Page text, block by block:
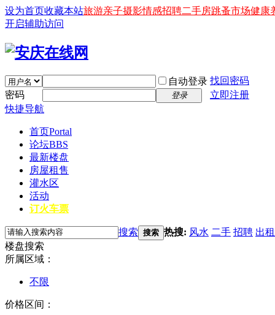
设为首页收藏本站旅游亲子摄影情感招聘二手房跳蚤市场健康
开启辅助访问
自动登录 找回密码
密码
登录
立即注册
快捷导航
首页Portal
论坛BBS
最新楼盘
房屋租售
灌水区
活动
订火车票
搜索 搜索 热搜: 风水 二手 招聘 出租
楼盘搜索
所属区域：
不限
价格区间：